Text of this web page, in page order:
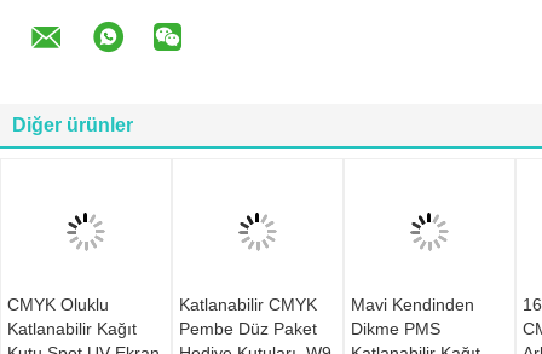
Diğer ürünler
CMYK Oluklu
Katlanabilir Kağıt
Katlanabilir CMYK
Pembe Düz Paket
Mavi Kendinden
Dikme PMS